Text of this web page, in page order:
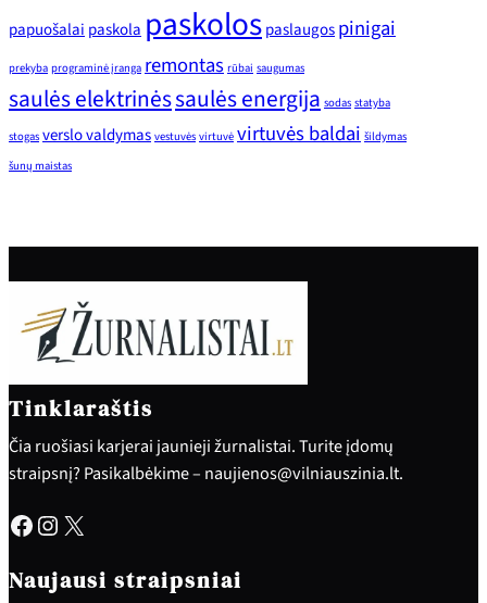
papuošalai paskola paskolospaslaugospinigai
prekyba programinė įranga remontas rūbai saugumas
saulės elektrinėssaulės energija sodas statyba
stogas verslo valdymas vestuvės virtuvė virtuvės baldai šildymas
šunų maistas
Tinklaraštis
Čia ruošiasi karjerai jaunieji žurnalistai. Turite įdomų
straipsnį? Pasikalbėkime – naujienos@vilniauszinia.lt.
Facebook Instagram X
Naujausi straipsniai